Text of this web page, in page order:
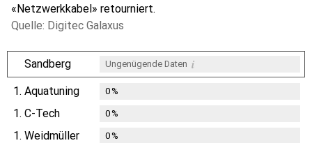
«Netzwerkkabel» retourniert.
Quelle: Digitec Galaxus
Sandberg Ungenügende Daten i
1. Aquatuning 0%
1. C-Tech 0%
1. Weidmüller 0%